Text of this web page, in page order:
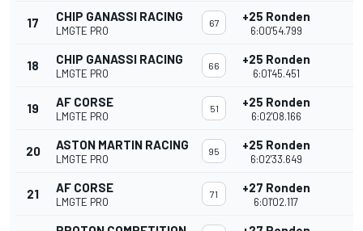
17 CHIP GANASSI RACING
LMGTE PRO
67 +25 Ronden
6:00'54.799
18 CHIP GANASSI RACING
LMGTE PRO
66 +25 Ronden
6:01'45.451
19 AF CORSE
LMGTE PRO
51 +25 Ronden
6:02'08.166
20 ASTON MARTIN RACING
LMGTE PRO
95 +25 Ronden
6:02'33.649
21 AF CORSE
LMGTE PRO
71 +27 Ronden
6:01'02.117